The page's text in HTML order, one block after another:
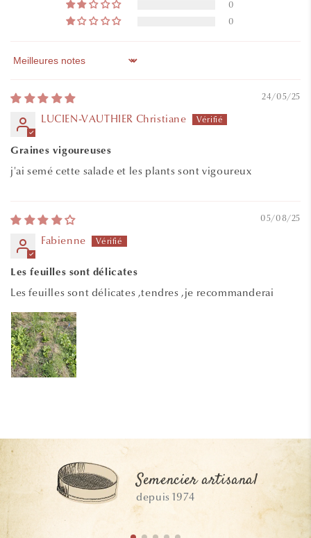
0
0
Sort by
24/05/25
LUCIEN-VAUTHIER Christiane
Graines vigoureuses
j'ai semé cette salade et les plants sont vigoureux
05/08/25
Fabienne
Les feuilles sont délicates
Les feuilles sont délicates ,tendres ,je recommanderai
Semencier artisanal
depuis 1974